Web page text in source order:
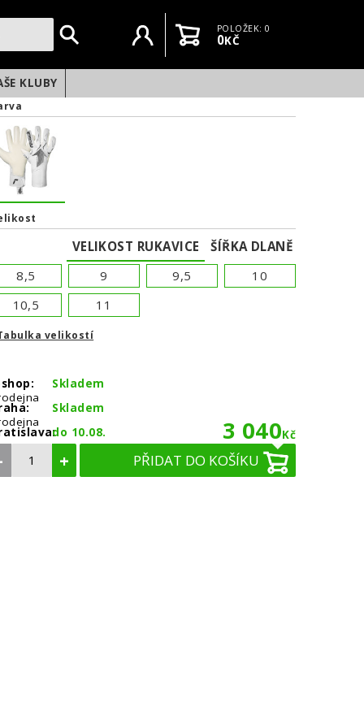
Uživatelský účet
KošíkPOLOŽEK: 0
0KČ
KLUBY
VELIKOST RUKAVICE
ŠÍŘKA DLANĚ
8,5
9 9,5
10
10,5
11
velikostí
shop:
Skladem
Skladem
do 10.08. 3 040Kč
+ PŘIDAT DO KOŠÍKU